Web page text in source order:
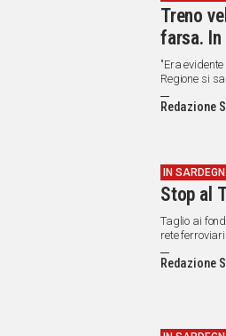
Treno
farsa.
"Era
Regione si
immaginare
Redazione
IN
Stop al
Taglio ai fondi, e addio al
rete
nell'isola nel
Redazione